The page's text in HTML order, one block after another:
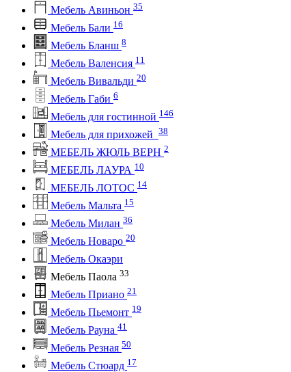
Мебель Авиньон 35
Мебель Бали 16
Мебель Бланш 8
Мебель Валенсия 11
Мебель Вивальди 20
Мебель Габи 6
Мебель для гостинной 146
Мебель для прихожей 38
МЕБЕЛЬ ЖЮЛЬ ВЕРН 2
МЕБЕЛЬ ЛАУРА 10
МЕБЕЛЬ ЛОТОС 14
Мебель Мальта 15
Мебель Милан 36
Мебель Новаро 20
Мебель Окаэри
Мебель Паола 33
Мебель Приано 21
Мебель Пьемонт 19
Мебель Рауна 41
Мебель Резная 50
Мебель Стюард 17